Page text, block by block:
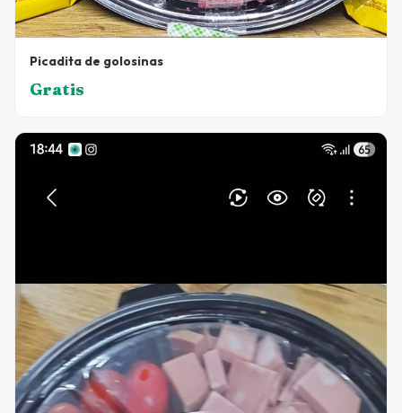
Picadita de golosinas
Gratis